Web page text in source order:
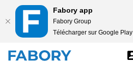
Fabory app
Fabory Group
Télécharger sur Google Play